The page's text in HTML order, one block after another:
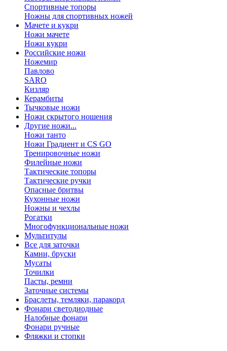
Спортивные топоры
Ножны для спортивных ножей
Мачете и кукри
Ножи мачете
Ножи кукри
Российские ножи
Ножемир
Павлово
SARO
Кизляр
Керамбиты
Тычковые ножи
Ножи скрытого ношения
Другие ножи...
Ножи танто
Ножи Градиент и CS GO
Тренировочные ножи
Филейные ножи
Тактические топоры
Тактические ручки
Опасные бритвы
Кухонные ножи
Ножны и чехлы
Рогатки
Многофункциональные ножи
Мультитулы
Все для заточки
Камни, бруски
Мусаты
Точилки
Пасты, ремни
Заточные системы
Браслеты, темляки, паракорд
Фонари светодиодные
Налобные фонари
Фонари ручные
Фляжки и стопки